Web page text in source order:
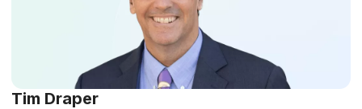
Tim Draper